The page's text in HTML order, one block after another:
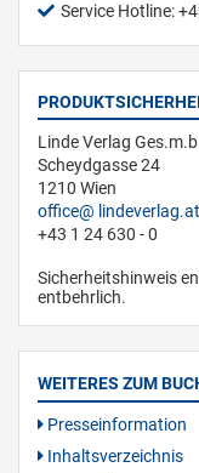
Service Hotline:
Linde Verlag
Scheydgasse 24
1210 Wien
office
lindeverlag.at
+43 1 24 630 - 0
Sicherheitshinweis
entbehrlich.
WEITERES ZUM
Presseinformation
Inhaltsverzeichnis